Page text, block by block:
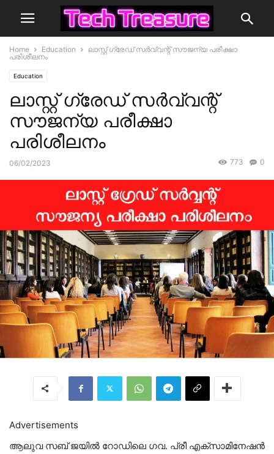
Home Education
ലാസ്റ്റ് ഗ്രേഡ് സർവ്വന്റ് സൗജന്യ പരീക്ഷാ
പരിശീലനം
Education
ലാസ്റ്റ് ഗ്രേഡ് സർവ്വന്റ്
സൗജന്യ പരീക്ഷാ
പരിശീലനം
06/02/2023 0
773
Advertisements
ആലുവ സബ് ജയിൽ റോഡിലെ ഗവ. പ്രീ എക്സാമിനേഷൻ